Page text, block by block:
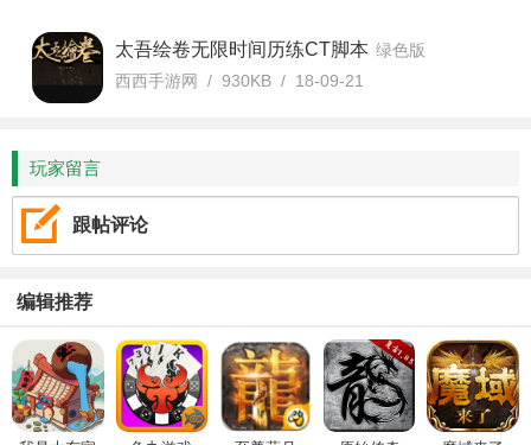
太吾绘卷无限时间历练CT脚本 绿色版
西西手游网 / 930KB / 18-09-21
玩家留言
跟帖评论
编辑推荐